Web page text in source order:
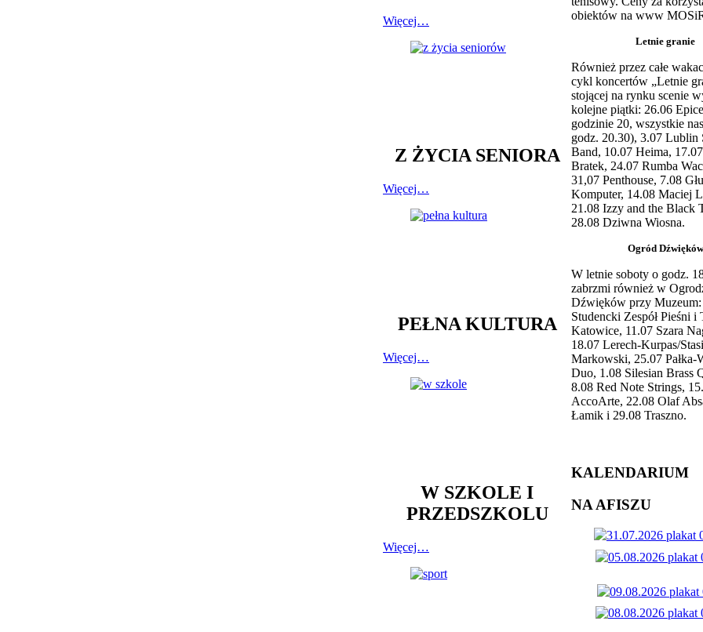
Więcej…
Z ŻYCIA SENIORA
Więcej…
PEŁNA KULTURA
Więcej…
W SZKOLE I
PRZEDSZKOLU
Więcej…
obiektów na www
Letnie granie
Również przez całe
cykl koncertów „Letnie
stojącej na rynku scenie
kolejne piątki: 26.06
godzinie 20, wszystkie
godz. 20.30), 3.07 Lublin
Band, 10.07 Heima,
Bratek, 24.07 Rumba
31,07 Penthouse, 7.08
Komputer, 14.08 Maciej
21.08 Izzy and the Black
28.08 Dziwna Wiosna.
Ogród Dźwięków
W letnie soboty o godz.
zabrzmi również w
Dźwięków przy
Studencki Zespół Pieśni i
Katowice, 11.07 Szara
18.07 Lerech-Kurpas/
Markowski, 25.07 Pałka-
Duo, 1.08 Silesian Brass
8.08 Red Note Strings,
AccoArte, 22.08 Olaf
Łamik i 29.08 Traszno.
KALENDARIUM
NA AFISZU